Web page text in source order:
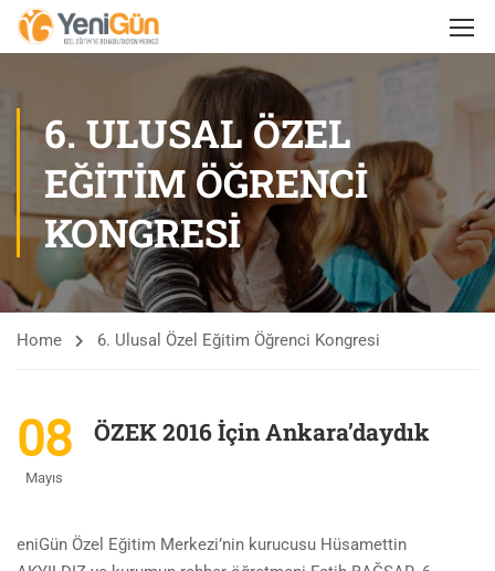
6. ULUSAL ÖZEL
EĞITIM ÖĞRENCI
KONGRESI
Home 6. Ulusal Özel Eğitim Öğrenci Kongresi
08
Mayıs
ÖZEK 2016 İçin Ankara’daydık
eniGün Özel Eğitim Merkezi’nin kurucusu Hüsamettin